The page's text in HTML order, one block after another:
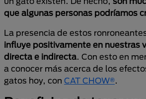
que algunas personas podríamos
La presencia de estos
influye positivamente en nuestras
directa e indirecta. Con esto en
a conocer más acerca de los
gatos hoy, con CAT CHOW®.